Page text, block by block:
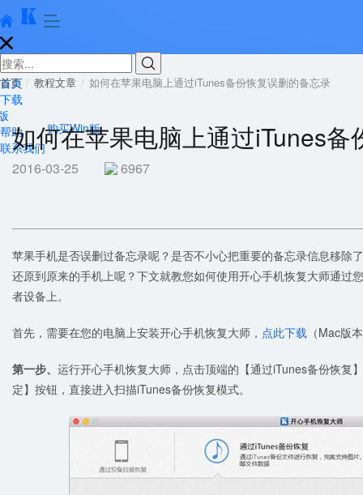
  


首页
下载
购买Win版
帮助
联系我们
首页 教程文章 如何在苹果电脑上通过iTunes备份恢复误删的备忘录
如何在苹果电脑上通过iTunes
2016-03-25 6967
苹果手机是否误删过备忘录呢？是否不小心把重要的备忘录信息移除
还原到原来的手机上呢？下文就教您如何使用开心手机恢复大师通过
者设备上。
首先，需要在您的电脑上安装开心手机恢复大师， 点此下载 （Mac版
第一步、 运行开心手机恢复大师，点击顶端的【通过iTunes备份恢复
定】按钮，直接进入扫描iTunes备份恢复模式。